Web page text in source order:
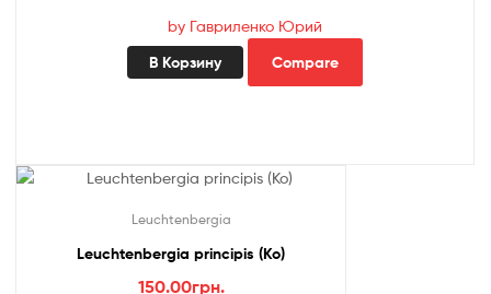
by Гавриленко Юрий
В Корзину Compare
Leuchtenbergia
Leuchtenbergia principis (Ko)
150.00грн.